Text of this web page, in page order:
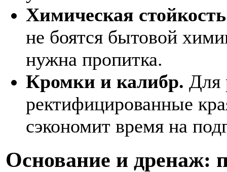
Химическая
не боятся бытовой
нужна пропитка.
Кромки и калибр. Для
ректифицированные
сэкономит время на
Основание и дренаж: